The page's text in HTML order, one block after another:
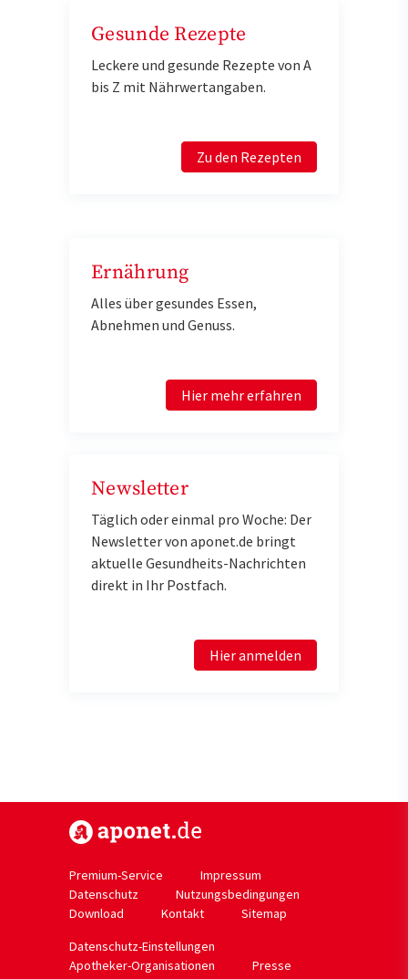
Gesunde Rezepte
Leckere und gesunde Rezepte von A
bis Z mit Nährwertangaben.
Zu den Rezepten
Ernährung
Alles über gesundes Essen,
Abnehmen und Genuss.
Hier mehr erfahren
Newsletter
Täglich oder einmal pro Woche: Der
Newsletter von aponet.de bringt
aktuelle Gesundheits-Nachrichten
direkt in Ihr Postfach.
Hier anmelden
Premium-Service
Impressum
Datenschutz
Nutzungsbedingungen
Download
Kontakt
Sitemap
Datenschutz-Einstellungen
Apotheker-Organisationen
Presse